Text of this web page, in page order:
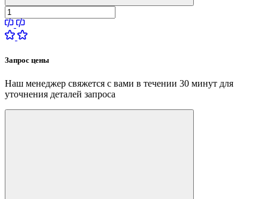
Запрос цены
Наш менеджер свяжется с вами в течении 30 минут для
уточнения деталей запроса